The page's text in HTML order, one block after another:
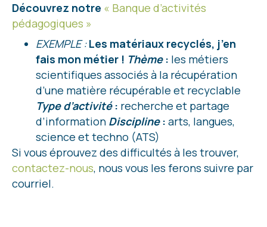
Découvrez notre « Banque d’activités
pédagogiques »
EXEMPLE : Les matériaux recyclés, j’en
fais mon métier ! Thème: les métiers
scientifiques associés à la récupération
d’une matière récupérable et recyclable
Type d’activité: recherche et partage
d’information Discipline: arts, langues,
science et techno (ATS)
Si vous éprouvez des difficultés à les trouver,
contactez-nous, nous vous les ferons suivre par
courriel.